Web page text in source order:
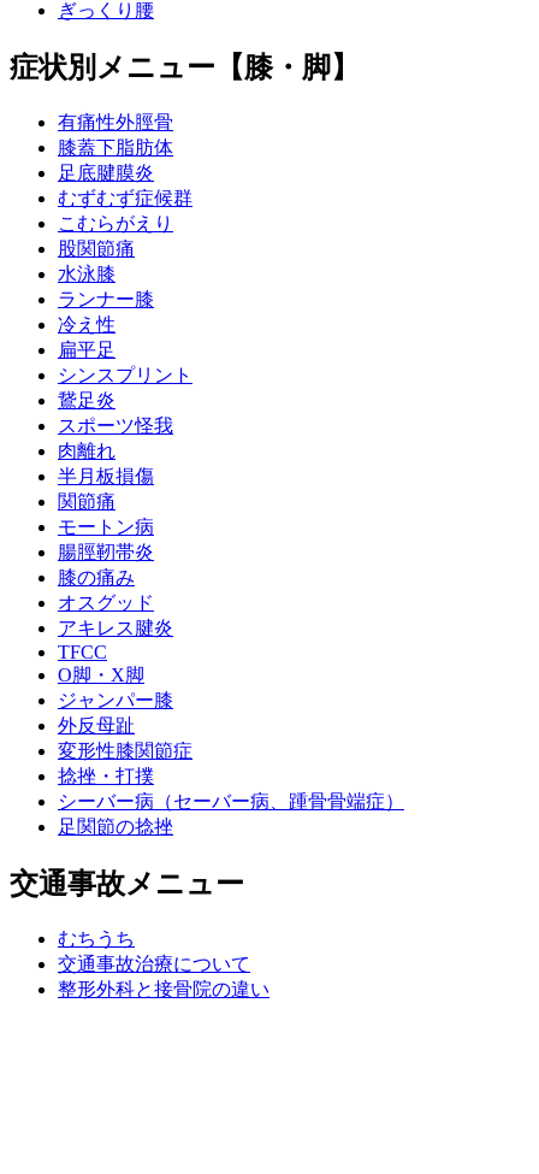
ぎっくり腰
症状別メニュー【膝・脚】
有痛性外脛骨
膝蓋下脂肪体
足底腱膜炎
むずむず症候群
こむらがえり
股関節痛
水泳膝
ランナー膝
冷え性
扁平足
シンスプリント
鵞足炎
スポーツ怪我
肉離れ
半月板損傷
関節痛
モートン病
腸脛靭帯炎
膝の痛み
オスグッド
アキレス腱炎
TFCC
O脚・X脚
ジャンパー膝
外反母趾
変形性膝関節症
捻挫・打撲
シーバー病（セーバー病、踵骨骨端症）
足関節の捻挫
交通事故メニュー
むちうち
交通事故治療について
整形外科と接骨院の違い